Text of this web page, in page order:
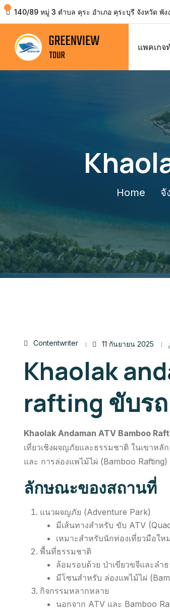
140/89 หมู่ 3 ตำบล คุระ อำเภอ คุระบุรี จังหวัด พัง
แพคเกจ
Home จั
Contentwriter 11 กันยายน 2025
Khaolak
rafting ขับร
Khaolak Andaman ATV Bamboo
เที่ยวเชิงผจญภัยและธรรมชาติ ในเขาห
และ การล่องแพไม้ไผ่ (Bamboo Rafting)
ลักษณะของสถานที่
แนวผจญภัย (Adventure Park)
มีเส้นทางสำหรับ ขับ ATV
เหมาะสำหรับนักท่องเที่ยวมือใ
พื้นที่ธรรมชาติ
ล้อมรอบด้วย ป่าเขียวขจีและลำ
มีโซนสำหรับ ล่องแพไม้ไผ่
กิจกรรมหลากหลาย
นอกจาก ATV และ Bamboo